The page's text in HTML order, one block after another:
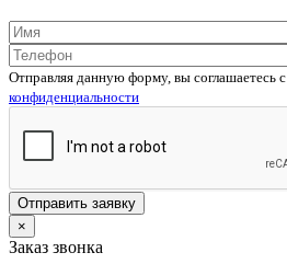
Отправляя данную форму, вы соглашаетесь c
конфиденциальности
×
Заказ звонка